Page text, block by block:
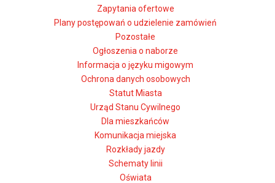
Zapytania ofertowe
Plany postępowań o udzielenie zamówień
Pozostałe
Ogłoszenia o naborze
Informacja o języku migowym
Ochrona danych osobowych
Statut Miasta
Urząd Stanu Cywilnego
Dla mieszkańców
Komunikacja miejska
Rozkłady jazdy
Schematy linii
Oświata